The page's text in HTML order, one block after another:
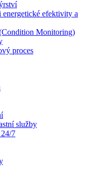
energetické efektivity a
Monitoring)
proces
služby
7